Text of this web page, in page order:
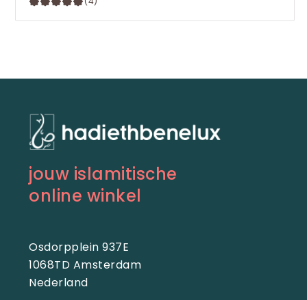
jouw islamitische
online winkel
Osdorpplein 937E
1068TD Amsterdam
Nederland